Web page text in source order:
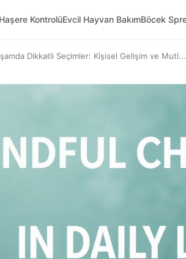
KontrolüEvcil Hayvan BakımBöcek
Dikkatli Seçimler: Kişisel Gelişim ve Mutl...